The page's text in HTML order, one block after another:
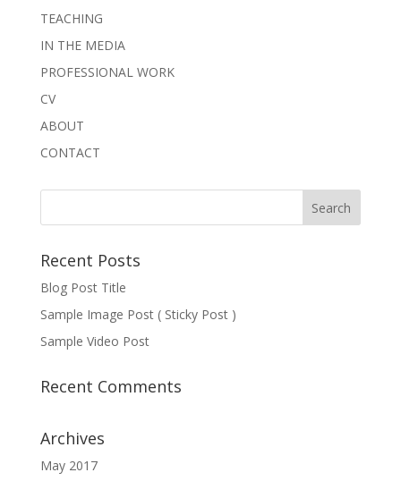
TEACHING
IN THE MEDIA
PROFESSIONAL WORK
CV
ABOUT
CONTACT
Recent Posts
Blog Post Title
Sample Image Post ( Sticky Post )
Sample Video Post
Recent Comments
Archives
May 2017